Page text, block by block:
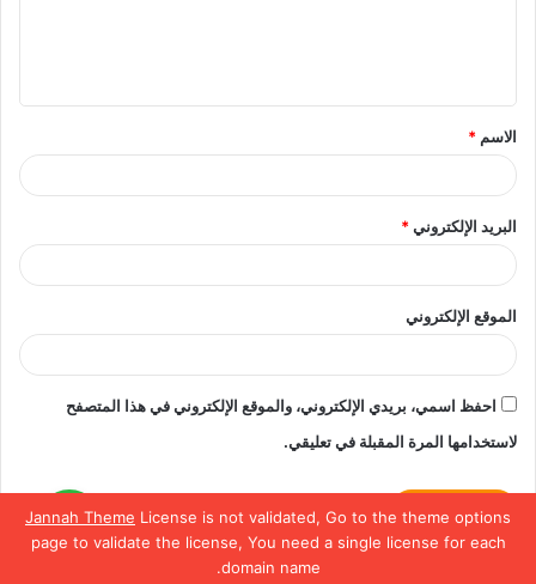
Jannah Theme License is not validated, Go to the theme options
page to validate the license, You need a single license for each
domain name.
ق
*
الاسم *
البريد الإلكتروني*
الموقع الإلكتروني
احفظ اسمي، بريدي الإلكتروني، والموقع الإلكتروني في هذا المتصفح
لاستخدامها المرة المقبلة في تعليقي.
لمعرفة تفاصيل أكترتواصل
معنا